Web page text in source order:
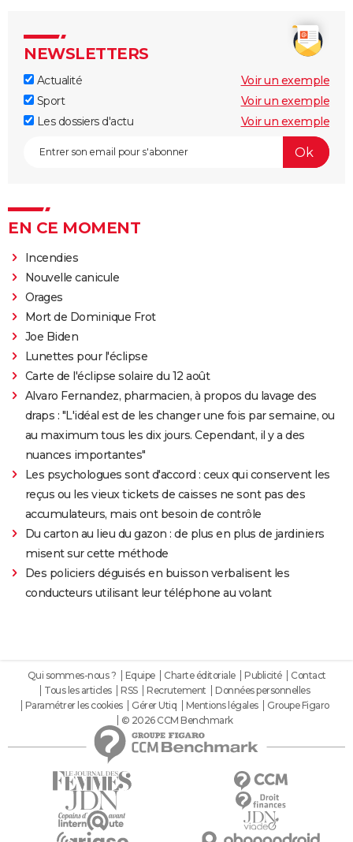
NEWSLETTERS
Actualité
Voir un exemple
Sport
Voir un exemple
Les dossiers d'actu
Voir un exemple
EN CE MOMENT
Incendies
Nouvelle canicule
Orages
Mort de Dominique Frot
Joe Biden
Lunettes pour l'éclipse
Carte de l'éclipse solaire du 12 août
Alvaro Fernandez, pharmacien, à propos du lavage des
draps : "L'idéal est de les changer une fois par semaine, ou
au maximum tous les dix jours. Cependant, il y a des
nuances importantes"
Les psychologues sont d'accord : ceux qui conservent les
reçus ou les vieux tickets de caisses ne sont pas des
accumulateurs, mais ont besoin de contrôle
Du carton au lieu du gazon : de plus en plus de jardiniers
misent sur cette méthode
Des policiers déguisés en buisson verbalisent les
conducteurs utilisant leur téléphone au volant
Qui sommes-nous ? Equipe Charte éditoriale Publicité
Contact
Tous les articles
RSS Recrutement
Données personnelles
Paramétrer les cookies
Gérer Utiq Mentions légales
Groupe Figaro
© 2026 CCM Benchmark